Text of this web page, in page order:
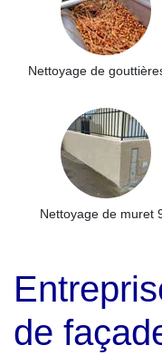
Nettoyage de
Nettoyage de muret
de